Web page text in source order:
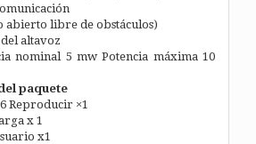
abierto libre de obstáculos)
altavoz
nominal 5 mw Potencia máxima 10
paquete
Reproducir ×1
x 1
x1